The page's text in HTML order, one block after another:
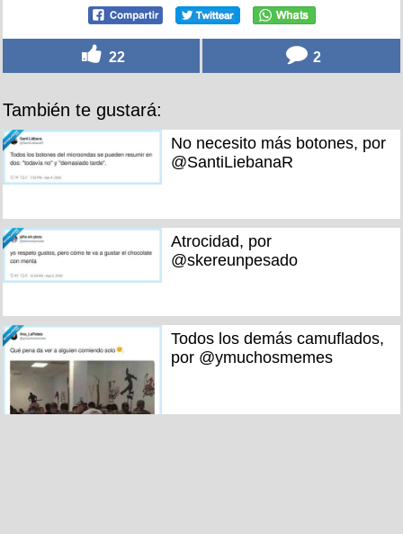
22 2
También te gustará:
No necesito más botones, por
@SantiLiebanaR
Atrocidad, por
@skereunpesado
Todos los demás camuflados,
por @ymuchosmemes